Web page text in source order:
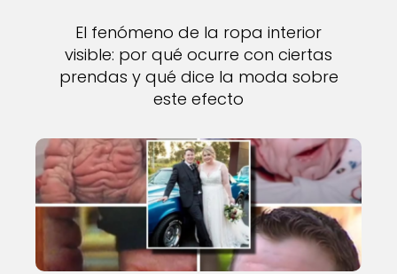
El fenómeno de la ropa interior
visible: por qué ocurre con ciertas
prendas y qué dice la moda sobre
este efecto